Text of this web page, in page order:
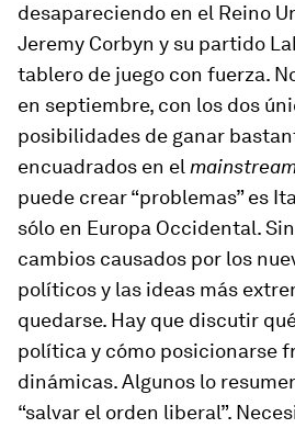
desapareciendo en el Reino
Jeremy Corbyn y su partido
tablero de juego con fuerza.
en septiembre, con los dos
posibilidades de ganar
encuadrados en el
puede crear “problemas” es
sólo en Europa Occidental.
cambios causados por los
políticos y las ideas más
quedarse. Hay que discutir
política y cómo posicionarse
dinámicas. Algunos lo
“salvar el orden liberal”.